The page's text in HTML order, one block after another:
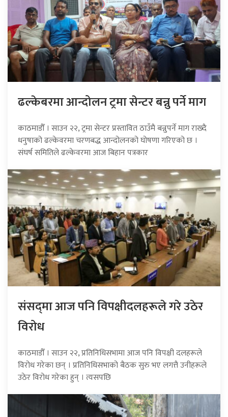
ढल्केबरमा आन्दोलन ट्रमा सेन्टर बन्नु पर्ने माग
काठमाडौँ । साउन २२, ट्रमा सेन्टर प्रस्तावित ठाउँमै बन्नुपर्ने माग राख्दै
धनुषाको ढल्केवरमा चरणबद्ध आन्दोलनको घोषणा गरिएको छ ।
संघर्ष समितिले ढल्केवरमा आज बिहान पत्रकार
संसद्‍मा आज पनि विपक्षीदलहरूले गरे उठेर
विरोध
काठमाडौँ । साउन २२, प्रतिनिधिसभामा आज पनि विपक्षी दलहरूले
विरोध गरेका छन् । प्रतिनिधिसभाको बैठक सुरु भए लगत्तै उनीहरूले
उठेर विरोध गरेका हुन् । त्यसपछि